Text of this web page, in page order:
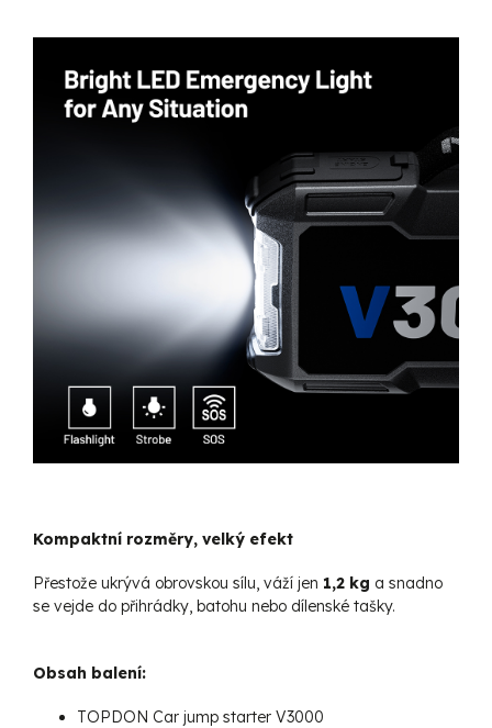
Kompaktní rozměry, velký efekt
Přestože ukrývá obrovskou sílu, váží jen 1,2 kg a snadno
se vejde do přihrádky, batohu nebo dílenské tašky.
Obsah balení:
TOPDON Car jump starter V3000